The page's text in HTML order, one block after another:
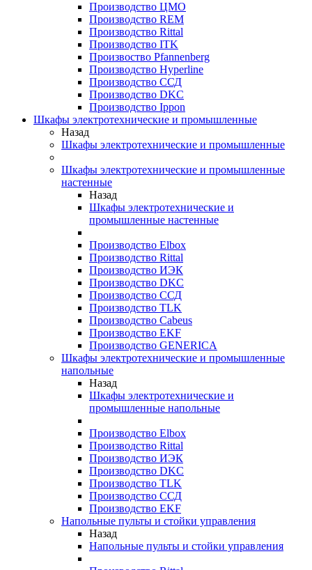
Производство ЦМО
Производство REM
Производство Rittal
Производство ITK
Произвоство Pfannenberg
Производство Hyperline
Производство ССД
Производство DKC
Производство Ippon
Шкафы электротехнические и промышленные
Назад
Шкафы электротехнические и промышленные
Шкафы электротехнические и промышленные
настенные
Назад
Шкафы электротехнические и
промышленные настенные
Производство Elbox
Производство Rittal
Производство ИЭК
Производство DKC
Производство ССД
Производство TLK
Производство Cabeus
Производство EKF
Производство GENERICA
Шкафы электротехнические и промышленные
напольные
Назад
Шкафы электротехнические и
промышленные напольные
Производство Elbox
Производство Rittal
Производство ИЭК
Производство DKC
Производство TLK
Производство ССД
Производство EKF
Напольные пульты и стойки управления
Назад
Напольные пульты и стойки управления